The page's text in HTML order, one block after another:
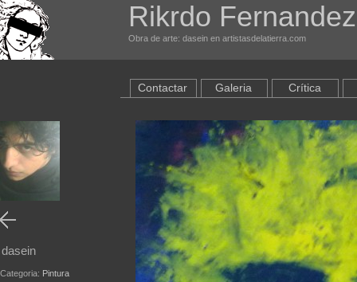
Rikrdo Fernandez
Obra de arte: dasein en artistasdelatierra.com
dasein
Categoria: Pintura
Contactar Galeria Crítica